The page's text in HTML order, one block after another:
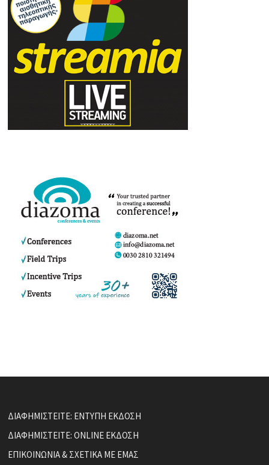
ΔΙΑΦΗΜΙΣΤΕΙΤΕ: ΕΝΤΥΠΗ ΕΚΔΟΣΗ
ΔΙΑΦΗΜΙΣΤΕΙΤΕ: ONLINE ΕΚΔΟΣΗ
ΕΠΙΚΟΙΝΩΝΙΑ & ΣΧΕΤΙΚΑ ΜΕ ΕΜΑΣ